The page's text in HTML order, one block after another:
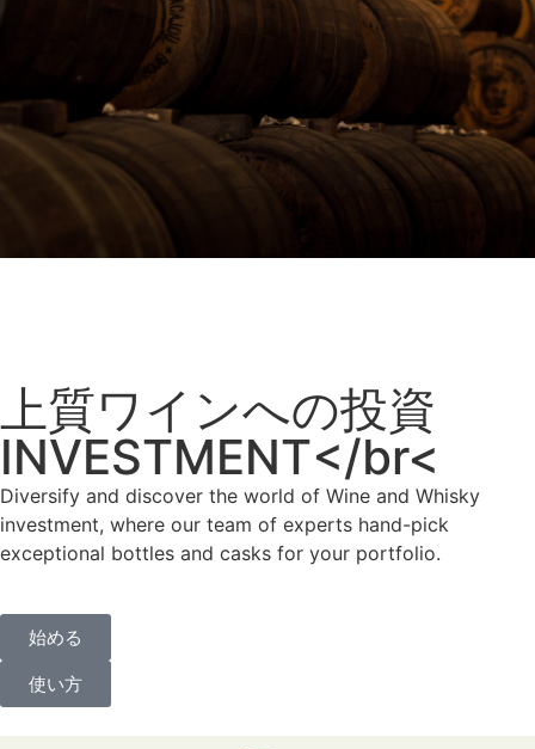
上質ワインへの投資
INVESTMENT</br<
Diversify and discover the world of Wine and Whisky
investment, where our team of experts hand-pick
exceptional bottles and casks for your portfolio.
始める
使い方